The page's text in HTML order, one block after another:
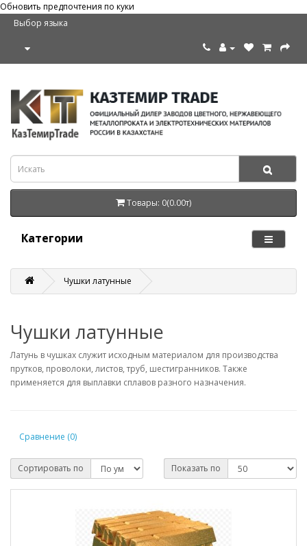
Обновить предпочтения по куки
Выбор языка
Товары: 0(0.00т)
Категории
Чушки латунные
Чушки латунные
Латунь в чушках служит исходным материалом для производства
прутков, проволоки, листов, труб, шестигранников. Также
применяется для выплавки сплавов разного назначения.
Сравнение (0)
Сортировать по Показать по